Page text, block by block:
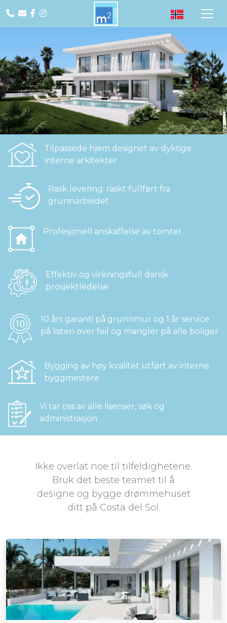
Tilpassede hjem designet av dyktige
interne arkitekter
Rask levering: raskt fullført fra
grunnarbeidet
Profesjonell anskaffelse av tomter
Effektiv og virkningsfull dansk
prosjektledelse
10 års garanti på grunnmur og 1 år service
på listen over feil og mangler på alle boliger
Bygging av høy kvalitet utført av interne
byggmestere
Vi tar oss av alle lisenser, søk og
administrasjon
Ikke overlat noe til tilfeldighetene.
Bruk det beste teamet til å
designe og bygge drømmehuset
ditt på Costa del Sol.